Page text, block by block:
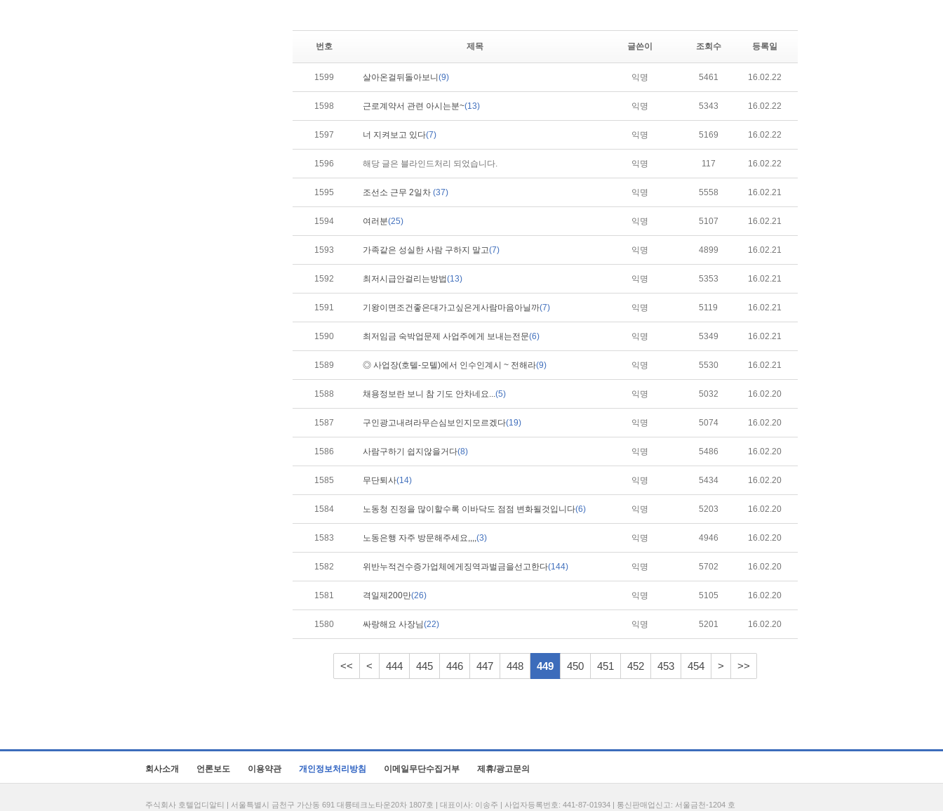
번호 제목 글쓴이 조회수 등록일
1599 살아온걸뒤돌아보니 (9) 익명 5461 16.02.22
1598 근로계약서 관련 아시는분~(13) 익명 5343 16.02.22
1597 너 지켜보고 있다(7) 익명 5169 16.02.22
1596 해당 글은 블라인드처리 되었습니다. 익명 117 16.02.22
1595 조선소 근무 2일차 (37) 익명 5558 16.02.21
1594 여러분(25) 익명 5107 16.02.21
1593 가족같은 성실한 사람 구하지 말고(7) 익명 4899 16.02.21
1592 최저시급안걸리는방법(13) 익명 5353 16.02.21
1591 기왕이면조건좋은대가고싶은게사람마음아닐까(7) 익명 5119 16.02.21
1590 최저임금 숙박업문제 사업주에게 보내는전문(6) 익명 5349 16.02.21
1589 ◎ 사업장(호텔-모텔)에서 인수인계시 ~ 전해라(9) 익명 5530 16.02.21
1588 채용정보란 보니 참 기도 안차네요...(5) 익명 5032 16.02.20
1587 구인광고내려라무슨심보인지모르겠다(19) 익명 5074 16.02.20
1586 사람구하기 쉽지않을거다(8) 익명 5486 16.02.20
1585 무단퇴사(14) 익명 5434 16.02.20
1584 노동청 진정을 많이할수록 이바닥도 점점 변화될것입니다(6) 익명 5203 16.02.20
1583 노동은행 자주 방문해주세요,,,,(3) 익명 4946 16.02.20
1582 위반누적건수증가업체에게징역과벌금을선고한다(144) 익명 5702 16.02.20
1581 격일제200만(26) 익명 5105 16.02.20
1580 싸랑해요 사장님(22) 익명 5201 16.02.20
<< < 444 445 446 447 448 449 450 451 452 453 454 > >>
회사소개 언론보도 이용약관 개인정보처리방침 이메일무단수집거부 제휴/광고문의
주식회사 호텔업디알티 | 서울특별시 금천구 가산동 691 대륭테크노타운20차 1807호 | 대표이사: 이송주 | 사업자등록번호: 441-87-01934 | 통신판매업신고: 서울금천-1204 호